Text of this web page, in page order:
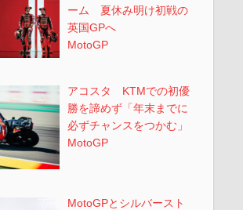
ーム 夏休み明け初戦の
英国GPへ
MotoGP
アコスタ KTMでの初優
勝を諦めず「年末までに
必ずチャンスをつかむ」
MotoGP
MotoGPとシルバースト